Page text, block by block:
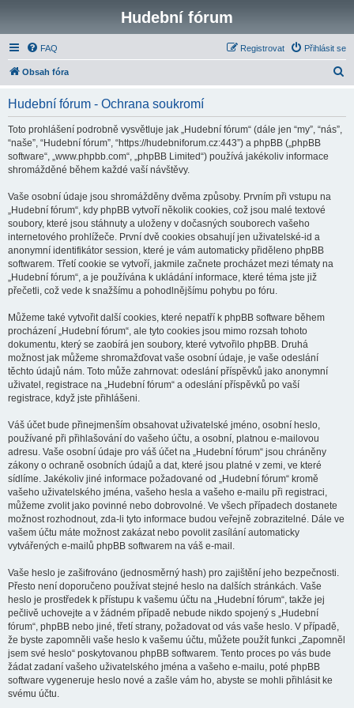
Hudební fórum
FAQ Přihlásit se
Registrovat
Obsah fóra
Hudební fórum - Ochrana soukromí
Toto prohlášení podrobně vysvětluje jak „Hudební fórum“ (dále jen “my”, “nás”,
“naše”, “Hudební fórum”, “https://hudebniforum.cz:443”) a phpBB („phpBB
software“, „www.phpbb.com“, „phpBB Limited“) používá jakékoliv informace
shromážděné během každé vaší návštěvy.
Vaše osobní údaje jsou shromážděny dvěma způsoby. Prvním při vstupu na
„Hudební fórum“, kdy phpBB vytvoří několik cookies, což jsou malé textové
soubory, které jsou stáhnuty a uloženy v dočasných souborech vašeho
internetového prohlížeče. První dvě cookies obsahují jen uživatelské-id a
anonymní identifikátor session, které je vám automaticky přiděleno phpBB
softwarem. Třetí cookie se vytvoří, jakmile začnete procházet mezi tématy na
„Hudební fórum“, a je používána k ukládání informace, které téma jste již
přečetli, což vede k snažšímu a pohodlnějšímu pohybu po fóru.
Můžeme také vytvořit další cookies, které nepatří k phpBB software během
procházení „Hudební fórum“, ale tyto cookies jsou mimo rozsah tohoto
dokumentu, který se zaobírá jen soubory, které vytvořilo phpBB. Druhá
možnost jak můžeme shromažďovat vaše osobní údaje, je vaše odeslání
těchto údajů nám. Toto může zahrnovat: odeslání příspěvků jako anonymní
uživatel, registrace na „Hudební fórum“ a odeslání příspěvků po vaší
registrace, když jste přihlášeni.
Váš účet bude přinejmenším obsahovat uživatelské jméno, osobní heslo,
používané při přihlašování do vašeho účtu, a osobní, platnou e-mailovou
adresu. Vaše osobní údaje pro váš účet na „Hudební fórum“ jsou chráněny
zákony o ochraně osobních údajů a dat, které jsou platné v zemi, ve které
sídlíme. Jakékoliv jiné informace požadované od „Hudební fórum“ kromě
vašeho uživatelského jména, vašeho hesla a vašeho e-mailu při registraci,
můžeme zvolit jako povinné nebo dobrovolné. Ve všech případech dostanete
možnost rozhodnout, zda-li tyto informace budou veřejně zobrazitelné. Dále ve
vašem účtu máte možnost zakázat nebo povolit zasílání automaticky
vytvářených e-mailů phpBB softwarem na váš e-mail.
Vaše heslo je zašifrováno (jednosměrný hash) pro zajištění jeho bezpečnosti.
Přesto není doporučeno používat stejné heslo na dalších stránkách. Vaše
heslo je prostředek k přístupu k vašemu účtu na „Hudební fórum“, takže jej
pečlivě uchovejte a v žádném případě nebude nikdo spojený s „Hudební
fórum“, phpBB nebo jiné, třetí strany, požadovat od vás vaše heslo. V případě,
že byste zapomněli vaše heslo k vašemu účtu, můžete použít funkci „Zapomněl
jsem své heslo“ poskytovanou phpBB softwarem. Tento proces po vás bude
žádat zadaní vašeho uživatelského jména a vašeho e-mailu, poté phpBB
software vygeneruje heslo nové a zašle vám ho, abyste se mohli přihlásit ke
svému účtu.